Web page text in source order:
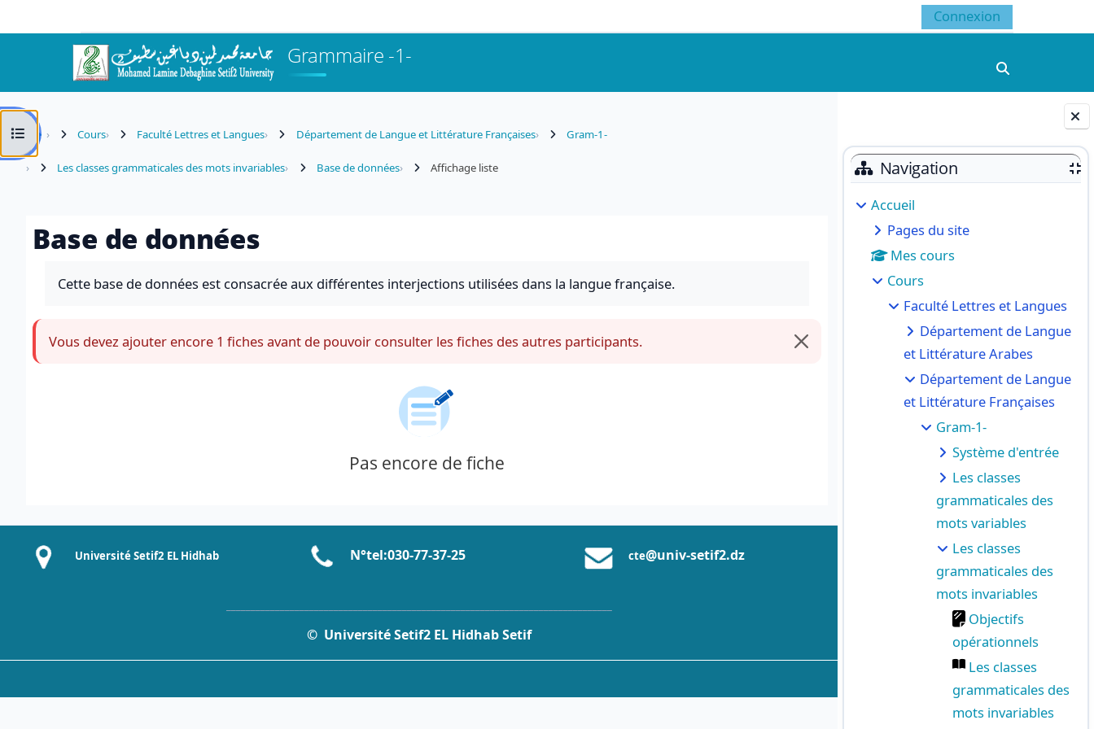
BlocsNavigation
Accueil
Pages du site
Mes cours
Cours
Faculté Lettres et Langues
Département de Langue
et Littérature Arabes
Département de Langue
et Littérature Françaises
Gram-1-
Système d'entrée
Les classes
grammaticales des
mots variables
Les classes
grammaticales des
mots invariables
Objectifs
opérationnels
Les classes
grammaticales des
mots invariables
Connexion
Grammaire -1-
Ouvrir l’index du cours
Cours Faculté Lettres et Langues Département de Langue et Littérature Françaises Gram-1-
Les classes grammaticales des mots invariables Base de données Affichage liste
Base de données
Cette base de données est consacrée aux différentes interjections utilisées dans la langue française.
Vous devez ajouter encore 1 fiches avant de pouvoir consulter les fiches des autres participants. Ignorer cette notification
Pas encore de fiche
Université Setif2 EL Hidhab N°tel:030-77-37-25 cte@univ-setif2.dz
© Université Setif2 EL Hidhab Setif